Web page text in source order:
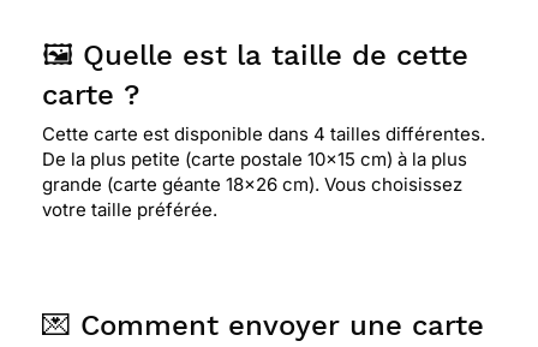
🖼️ Quelle est la taille de cette
carte ?
Cette carte est disponible dans 4 tailles différentes.
De la plus petite (carte postale 10x15 cm) à la plus
grande (carte géante 18x26 cm). Vous choisissez
votre taille préférée.
💌 Comment envoyer une carte